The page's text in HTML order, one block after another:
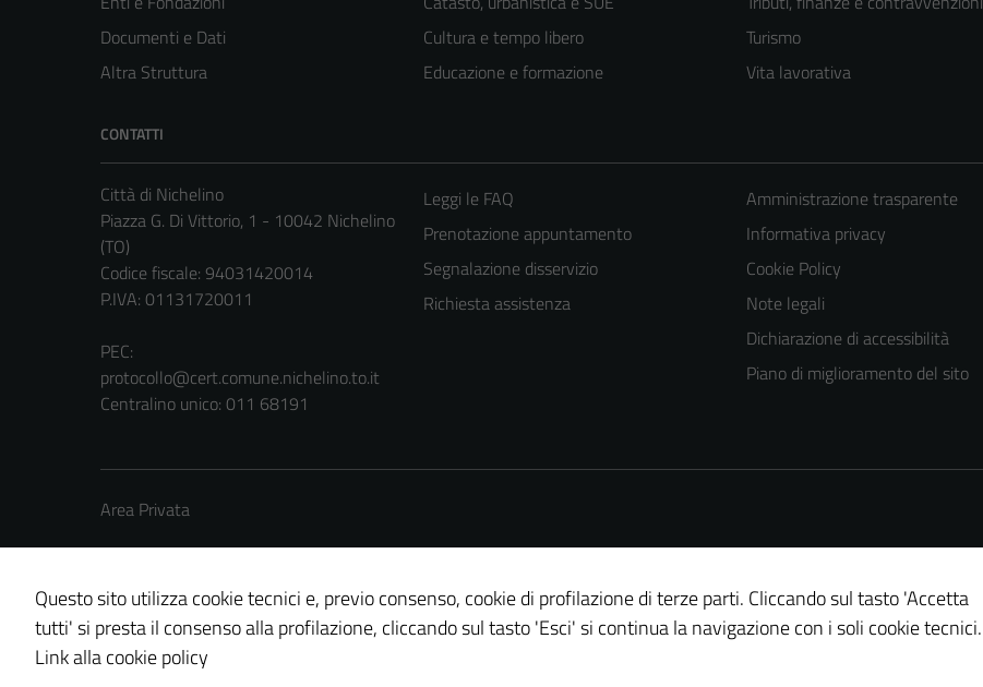
Documenti e Dati
Altra Struttura
Cultura e tempo libero
Educazione e formazione
Turismo
Vita lavorativa
CONTATTI
Città di Nichelino
Piazza G. Di Vittorio, 1 - 10042 Nichelino
(TO)
Codice fiscale: 94031420014
P.IVA: 01131720011
PEC:
protocollo@cert.comune.nichelino.to.it
Centralino unico: 011 68191
Leggi le FAQ
Prenotazione appuntamento
Segnalazione disservizio
Richiesta assistenza
Amministrazione trasparente
Informativa privacy
Cookie Policy
Note legali
Dichiarazione di accessibilità
Piano di miglioramento del sito
Area Privata
Credits: © Technical Design s.r.l.
Questo sito utilizza cookie tecnici e, previo consenso, cookie di profilazione di terze parti. Cliccando sul tasto 'Accetta
tutti' si presta il consenso alla profilazione, cliccando sul tasto 'Esci' si continua la navigazione con i soli cookie tecnici.
Link alla cookie policy